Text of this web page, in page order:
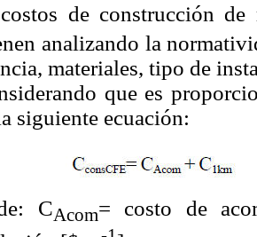
de construcción de
analizando la
materiales, tipo de
que es
siguiente ecuación:
CAcom= costo de